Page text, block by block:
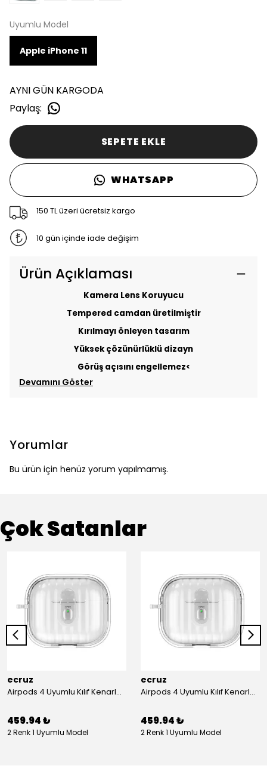
Uyumlu Model
Apple iPhone 11
AYNI GÜN KARGODA
Paylaş:
SEPETE EKLE
WHATSAPP
150 TL üzeri ücretsiz kargo
10 gün içinde iade değişim
Ürün Açıklaması
Kamera Lens Koruyucu
Tempered camdan üretilmiştir
Kırılmayı önleyen tasarım
Yüksek çözünürlüklü dizayn
Görüş açısını engellemez<
Devamını Göster
Yorumlar
Bu ürün için henüz yorum yapılmamış.
Çok Satanlar
ecruz
Airpods 4 Uyumlu Kılıf Kenarları Renkli Şeffaf Dilimli Silikon Ecruz Airbag 40 Uyumlu Kılıf
459.94 ₺
2 Renk 1 Uyumlu Model
ecruz
Airpods 4 Uyumlu Kılıf Kenarları Renkli Şeffaf Dilimli Silikon Ecruz Airbag 40 Uyumlu Kılıf
459.94 ₺
2 Renk 1 Uyumlu Model